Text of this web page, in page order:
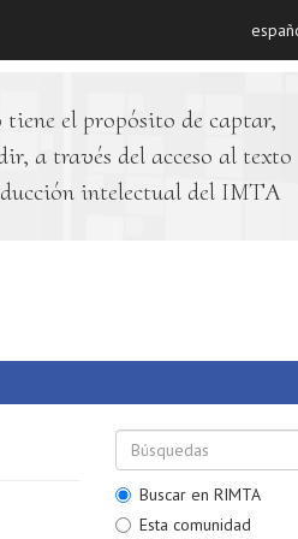
el propósito de captar,
a través del acceso al texto
intelectual del IMTA
Buscar en RIMTA
Esta comunidad